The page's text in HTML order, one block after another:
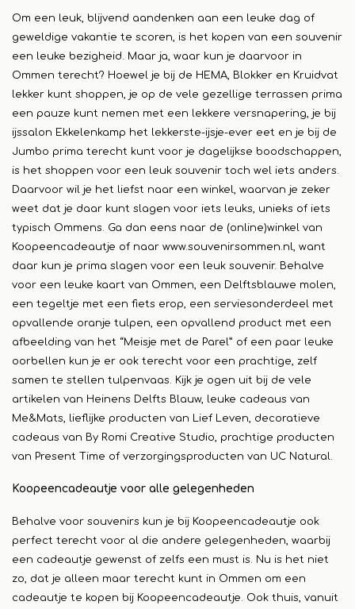
Om een leuk, blijvend aandenken aan een leuke dag of
geweldige vakantie te scoren, is het kopen van een souvenir
een leuke bezigheid. Maar ja, waar kun je daarvoor in
Ommen terecht? Hoewel je bij de HEMA, Blokker en Kruidvat
lekker kunt shoppen, je op de vele gezellige terrassen prima
een pauze kunt nemen met een lekkere versnapering, je bij
ijssalon Ekkelenkamp het lekkerste-ijsje-ever eet en je bij de
Jumbo prima terecht kunt voor je dagelijkse boodschappen,
is het shoppen voor een leuk souvenir toch wel iets anders.
Daarvoor wil je het liefst naar een winkel, waarvan je zeker
weet dat je daar kunt slagen voor iets leuks, unieks of iets
typisch Ommens. Ga dan eens naar de (online)winkel van
Koopeencadeautje of naar www.souvenirsommen.nl, want
daar kun je prima slagen voor een leuk souvenir. Behalve
voor een leuke kaart van Ommen, een Delftsblauwe molen,
een tegeltje met een fiets erop, een serviesonderdeel met
opvallende oranje tulpen, een opvallend product met een
afbeelding van het “Meisje met de Parel” of een paar leuke
oorbellen kun je er ook terecht voor een prachtige, zelf
samen te stellen tulpenvaas. Kijk je ogen uit bij de vele
artikelen van Heinens Delfts Blauw, leuke cadeaus van
Me&Mats, lieflijke producten van Lief Leven, decoratieve
cadeaus van By Romi Creative Studio, prachtige producten
van Present Time of verzorgingsproducten van UC Natural.
Koopeencadeautje voor alle gelegenheden
Behalve voor souvenirs kun je bij Koopeencadeautje ook
perfect terecht voor al die andere gelegenheden, waarbij
een cadeautje gewenst of zelfs een must is. Nu is het niet
zo, dat je alleen maar terecht kunt in Ommen om een
cadeautje te kopen bij Koopeencadeautje. Ook thuis, vanuit